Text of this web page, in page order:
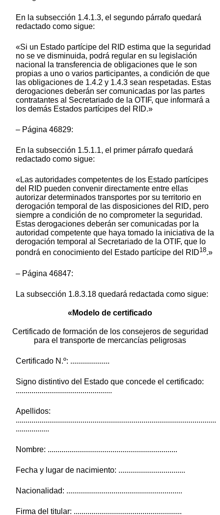
En la subsección 1.4.1.3, el segundo párrafo quedará
redactado como sigue:
«Si un Estado partícipe del RID estima que la seguridad
no se ve disminuida, podrá regular en su legislación
nacional la transferencia de obligaciones que le son
propias a uno o varios participantes, a condición de que
las obligaciones de 1.4.2 y 1.4.3 sean respetadas. Estas
derogaciones deberán ser comunicadas por las partes
contratantes al Secretariado de la OTIF, que informará a
los demás Estados partícipes del RID.»
– Página 46829:
En la subsección 1.5.1.1, el primer párrafo quedará
redactado como sigue:
«Las autoridades competentes de los Estado partícipes
del RID pueden convenir directamente entre ellas
autorizar determinados transportes por su territorio en
derogación temporal de las disposiciones del RID, pero
siempre a condición de no comprometer la seguridad.
Estas derogaciones deberán ser comunicadas por la
autoridad competente que haya tomado la iniciativa de la
derogación temporal al Secretariado de la OTIF, que lo
pondrá en conocimiento del Estado partícipe del RID18.»
– Página 46847:
La subsección 1.8.3.18 quedará redactada como sigue:
«Modelo de certificado
Certificado de formación de los consejeros de seguridad
para el transporte de mercancías peligrosas
Certificado N.º: ....................
Signo distintivo del Estado que concede el certificado:
.................................................
Apellidos:
......................................................................................................
.................
Nombre: ..................................................................
Fecha y lugar de nacimiento: ..................................
Nacionalidad: ...........................................................
Firma del titular: .......................................................